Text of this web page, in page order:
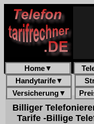
Home▼
Handytarife▼
Versicherung▼
Billiger
Tarife -Billige